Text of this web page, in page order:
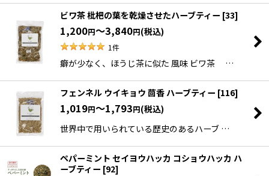
ビワ茶 枇杷の葉を乾燥させたハーブティー [33]
1,200円～3,840円(税込)
1件
癖が少なく、ほうじ茶に似た 風味 ビワ茶 …
フェンネル ウイキョウ 茴香 ハーブティー [116]
1,019円～1,793円(税込)
世界中で用いられている歴史のあるハーブ …
ペパーミント セイヨウハッカ コショウハッカ ハ
ーブティー [92]